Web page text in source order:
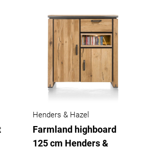
Henders & Hazel
Farmland highboard
125 cm Henders &